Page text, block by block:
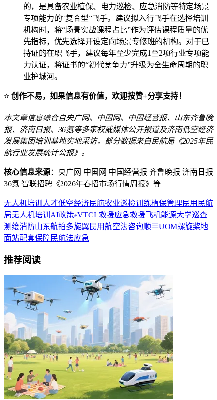
的，是具备农业植保、电力巡检、应急消防等特定场景
专项能力的“复合型”飞手。建议拟入行飞手在选择培训
机构时，将“场景实战课程占比”作为评估课程质量的优
先指标，优先选择开设定向场景专修班的机构。对于已
持证的在职飞手，建议每年至少完成1至2项行业专项能
力认证，将证书的“初代竞争力”升级为全生命周期的职
业护城河。
⭐ 创作不易，如果信息有价值，欢迎按赞+分享支持！
本文章信息综合自央广网、中国网、中国经营报、山东齐鲁晚
报、济南日报、36氪等多家权威媒体公开报道及济南低空经济
发展集团培训基地实地采访，部分数据来自民航局《2025年民
航行业发展统计公报》。
核心信息来源：央广网 中国网 中国经营报 齐鲁晚报 济南日报
36氪 智联招聘《2026年春招市场行情周报》等
无人机培训 人才低空经济民航农业巡检训练植保管理 民用 民航
局无人机培训 AI政策eVTOL救援应急救援飞机能源大学巡查
测绘消防山东航拍多旋翼民用航空法咨询顺丰UOM螺旋桨地
面站配套保障民航法应急
推荐阅读